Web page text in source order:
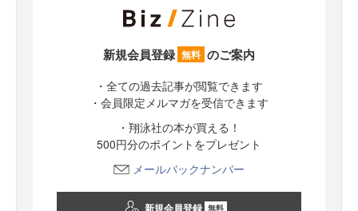
新規会員登録 無料 のご案内
・全ての過去記事が閲覧できます
・会員限定メルマガを受信できます
・翔泳社の本が買える！
500円分のポイントをプレゼント
メールバックナンバー
新規会員登録 無料